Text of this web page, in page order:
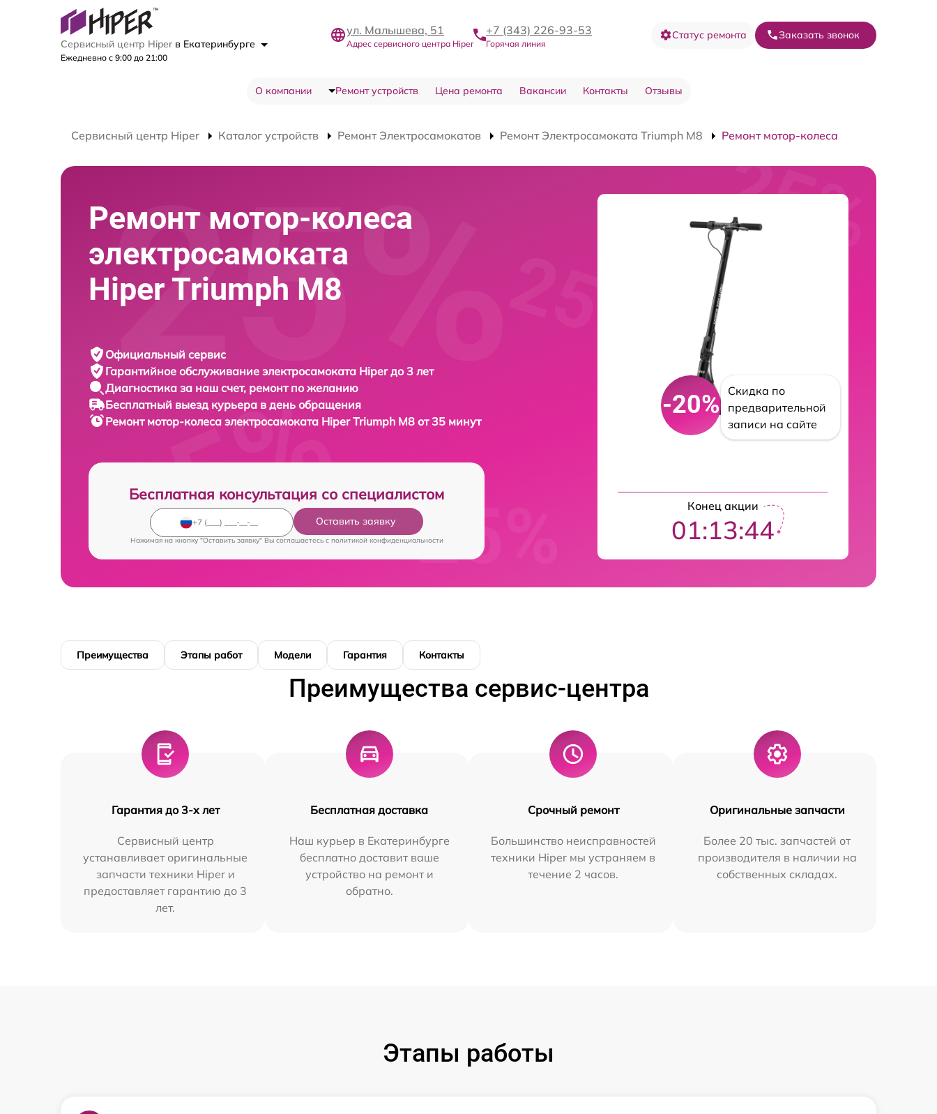
Сервисный центр Hiper в Екатеринбурге
Ежедневно с 9:00 до 21:00
ул. Малышева, 51
Адрес сервисного центра Hiper
+7 (343) 226-93-53
Горячая линия
Статус ремонта Заказать звонок
О компании Ремонт устройств Цена ремонта Вакансии Контакты Отзывы
Сервисный центр Hiper Каталог устройств Ремонт Электросамокатов Ремонт Электросамоката Triumph M8 Ремонт мотор-колеса
Ремонт мотор-колеса
электросамоката
Hiper Triumph M8
Официальный сервис
Гарантийное обслуживание электросамоката Hiper до 3 лет
Диагностика за наш счет, ремонт по желанию
Бесплатный выезд курьера в день обращения
Ремонт мотор-колеса электросамоката Hiper Triumph M8 от 35 минут
Бесплатная консультация со специалистом
Оставить заявку
Нажимая на кнопку "Оставить заявку" Вы соглашаетесь c политикой конфиденциальности
-20%
Скидка по
предварительной
записи на сайте
Конец акции
01:13:43
Преимущества Этапы работ Модели Гарантия Контакты
Преимущества сервис-центра
Гарантия до 3-х лет
Сервисный центр
устанавливает оригинальные
запчасти техники Hiper и
предоставляет гарантию до 3
лет.
Бесплатная доставка
Наш курьер в Екатеринбурге
бесплатно доставит ваше
устройство на ремонт и
обратно.
Срочный ремонт
Большинство неисправностей
техники Hiper мы устраняем в
течение 2 часов.
Оригинальные запчасти
Более 20 тыс. запчастей от
производителя в наличии на
собственных складах.
Этапы работы